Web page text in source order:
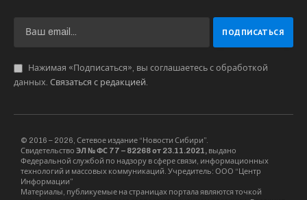
Нажимая «Подписаться», вы соглашаетесь с обработкой
данных. Связаться с редакцией
© 2016 – 2026, Сетевое издание “Новости Сибири”.
Свидетельство ЭЛ № ФС 77 – 82268 от 23.11.2021, выдано
Федеральной службой по надзору в сфере связи, информационных
технологий и массовых коммуникаций. Учредитель: ООО “Центр
Информации”
Материалы, публикуемые на страницах портала являются точкой